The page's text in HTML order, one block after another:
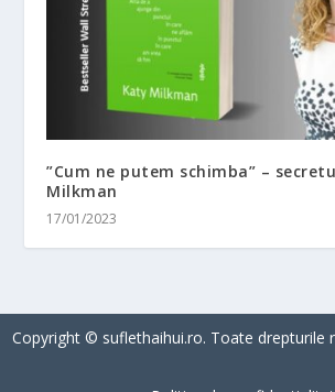
”Cum ne putem schimba” –
Milkman
17/01/2023
Copyright © suflethaihui.ro. Toate drepturile